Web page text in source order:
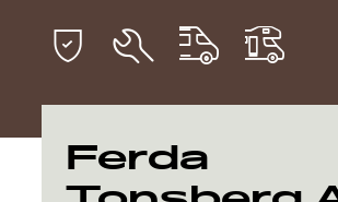
Finn din Sunlight
Oppdage
Ferda